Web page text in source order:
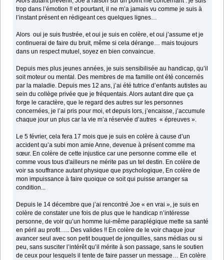
trop dans l’émotion !! et pourtant, il ne m’a jamais vu comme je suis à
l’instant présent en rédigeant ces quelques lignes…
Alors oui je suis frustrée, et oui je suis en colère, et oui j’assume et je
continuerai de faire du bruit, même si cela dérange… mais toujours
dans un respect mutuel, soyez en bien convaincue.
Depuis mes plus jeunes années, je suis sensibilisée au handicap, qu’il
soit moteur ou mental. Des membres de ma famille ont été concernés
par la maladie. Depuis mes 12 ans, j’ai été tutrice d’enfants autistes au
sein du collège privée que je fréquentais. Alors autant dire que ça
forge le caractère, que le regard des autres sur les personnes
concernées, je l’ai pris pour moi, et depuis lors, j’encaisse, j’accumule
chaque jour un plus car la vie m’a réservée d’autres « épreuves ».
Le 5 février, cela fera 17 mois que je suis en colère à cause d’un
accident qu’a subi mon amie Anne, devenue à présent comme ma
sœur. En colère de cette injustice car une personne comme elle et
comme vous tous d'ailleurs ne mérite pas un tel destin. En colère de
voir sa souffrance autant physique que psychologique, En colère de
mon impuissance à faire quoique ce soit qui puisse arranger sa
condition...
Depuis le 14 décembre que j’ai rencontré Joe « en vrai », je suis en
colère de constater une fois de plus que le handicap n’intéresse
personne, de voir qu’un homme lui-même paraplégique mette sa santé
en péril au profit….. Des valides !! En colère de le voir chaque jour
avancer seul avec son petit bouquet de jonquilles, sans médias ou si
peu, sans susciter l’intérêt qu’il mérite à son passage, sans le soutien
de ceux pour lesquels il tente de faire passer un message… En colère